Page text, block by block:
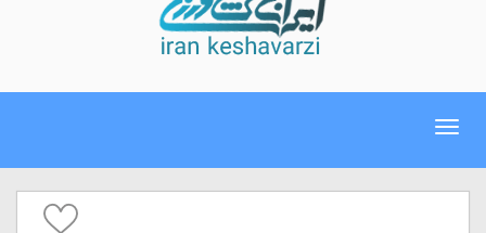
Toggle